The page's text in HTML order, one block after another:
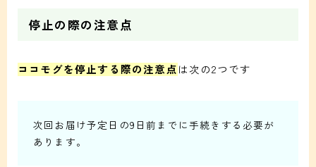
停止の際の注意点
ココモグを停止する際の注意点は次の2つです
次回お届け予定日の9日前までに手続きする必要が
あります。